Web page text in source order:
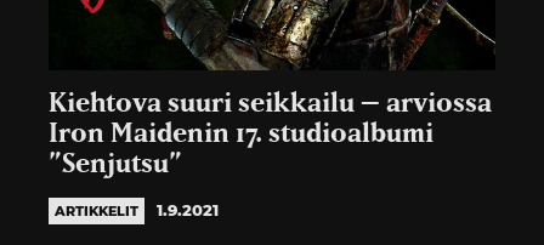
Kiehtova suuri seikkailu – arviossa
Iron Maidenin 17. studioalbumi
”Senjutsu”
ARTIKKELIT 1.9.2021